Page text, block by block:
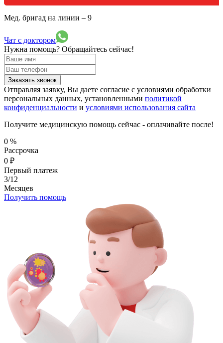
Мед. бригад на линии – 9
Чат с доктором
Нужна помощь? Обращайтесь сейчас!
Заказать звонок
Отправляя заявку, Вы даете согласие с условиями обработки
персональных данных, установленными политикой
конфиденциальности и условиями использования сайта
Получите медицинскую помощь сейчас - оплачивайте после!
0 %
Рассрочка
0 ₽
Первый платеж
3/12
Месяцев
Получить помощь